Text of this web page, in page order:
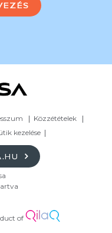
Közzétételek
kezelése
of